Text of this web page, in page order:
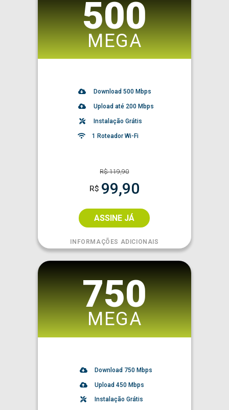
500
MEGA
Download 500Mbps
Upload até 200 Mbps
Instalação Grátis
1 Roteador Wi-Fi
R$119,90
R$ 99,90
ASSINE JÁ
INFORMAÇÕES ADICIONAIS
750
MEGA
Download 750 Mbps
Upload 450 Mbps
Instalação Grátis